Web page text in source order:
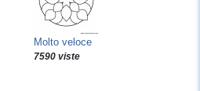
Molto veloce
7590 viste